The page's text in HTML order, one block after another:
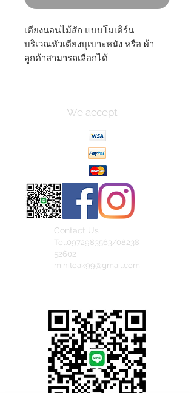
เตียงนอนไม้สัก แบบโมเดิร์น
บริเวณหัวเตียงบุเบาะหนัง หรือ ผ้า
ลูกค้าสามารถเลือกได้
We accept
Contact Us
Tel.0972983563/08238
52602
miniteak99@gmail.com